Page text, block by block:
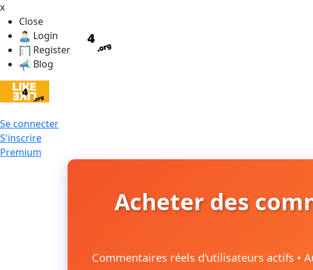
x
Close
Login
Register
Blog
Se connecter
S'inscrire
Premium
Acheter des
Commentaires réels d'utilisateurs actifs •